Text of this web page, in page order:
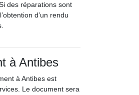
des réparations sont
d’un rendu
à Antibes
à Antibes est
Le document sera